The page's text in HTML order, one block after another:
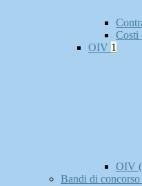
Costi
OIV 1
OIV
Bandi di concorso